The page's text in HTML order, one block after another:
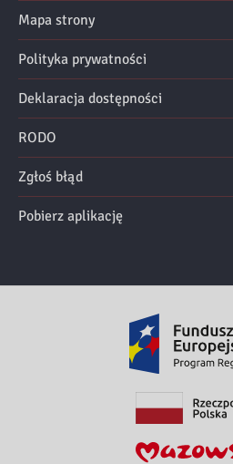
Mapa strony
Polityka prywatności
Deklaracja dostępności
RODO
Zgłoś błąd
Pobierz aplikację